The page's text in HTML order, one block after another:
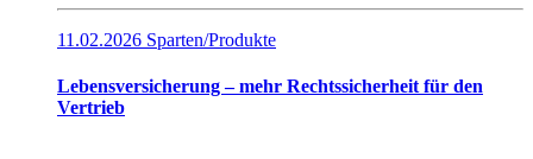
11.02.2026 Sparten/Produkte
Lebensversicherung – mehr Rechtssicherheit für den
Vertrieb